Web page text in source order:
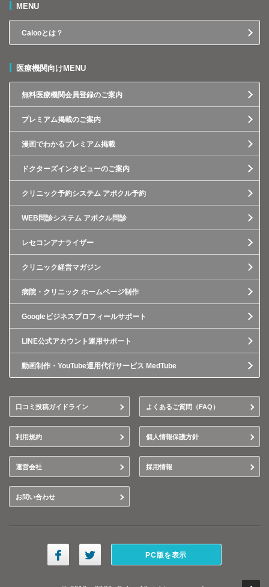
MENU
Calooとは？
医療機関向けMENU
無料医療機関会員登録のご案内
プレミアム掲載のご案内
漫画でわかるプレミアム掲載
ドクターズインタビューのご案内
クリニック予約システム アポクル予約
WEB問診システム アポクル問診
レセコンアナライザー
クリニック経営マガジン
病院・クリニック ホームページ制作
Googleビジネスプロフィールサポート
LINE公式アカウント運用サポート
動画制作・YouTube運用代行サービス MedTube
口コミ投稿ガイドライン よくあるご質問（FAQ）
利用規約 個人情報保護方針
運営会社 採用情報
お問い合わせ
PC版を表示